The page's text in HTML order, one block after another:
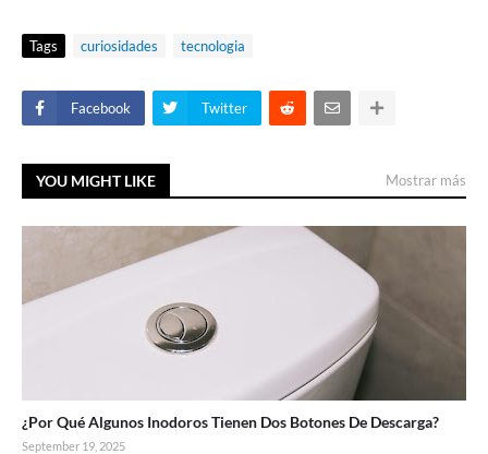
Tags curiosidades tecnologia
Facebook Twitter
YOU MIGHT LIKE Mostrar más
¿Por Qué Algunos Inodoros Tienen Dos Botones De Descarga?
September 19, 2025